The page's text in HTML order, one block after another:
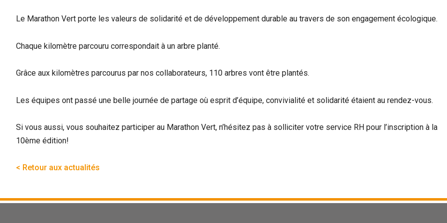
Le Marathon Vert porte les valeurs de solidarité et de développement durable au travers de son engagement écologique.
Chaque kilomètre parcouru correspondait à un arbre planté.
Grâce aux kilomètres parcourus par nos collaborateurs, 110 arbres vont être plantés.
Les équipes ont passé une belle journée de partage où esprit d’équipe, convivialité et solidarité étaient au rendez-vous.
Si vous aussi, vous souhaitez participer au Marathon Vert, n’hésitez pas à solliciter votre service RH pour l’inscription à la
10ème édition!
< Retour aux actualités